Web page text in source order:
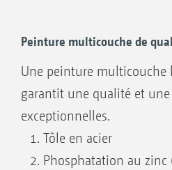
Peinture multicouche de
Une peinture multicouche
garantit une qualité et une
exceptionnelles.
Tôle en acier
Phosphatation au zinc